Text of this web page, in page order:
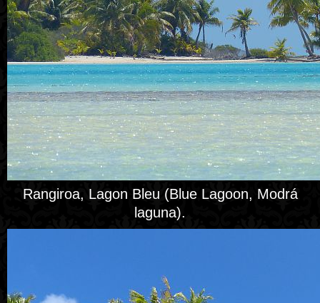
Rangiroa, Lagon Bleu (Blue Lagoon, Modrá
laguna).